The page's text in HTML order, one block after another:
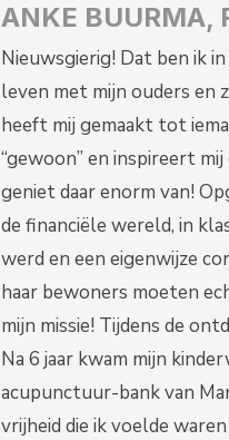
ANKE BUURMA,
Nieuwsgierig! Dat ben ik
leven met mijn ouders en
heeft mij gemaakt tot
“gewoon” en inspireert
geniet daar enorm van!
de financiële wereld, in
werd en een eigenwijze
haar bewoners moeten
mijn missie! Tijdens de
Na 6 jaar kwam mijn
acupunctuur-bank van
vrijheid die ik voelde